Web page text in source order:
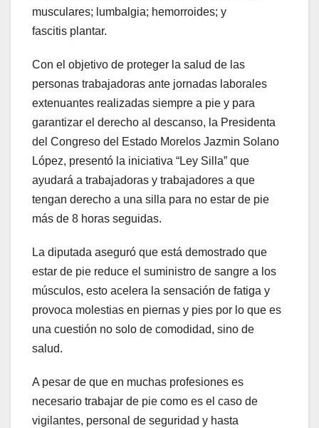
musculares; lumbalgia; hemorroides; y
fascitis plantar.
Con el objetivo de proteger la salud de las
personas trabajadoras ante jornadas laborales
extenuantes realizadas siempre a pie y para
garantizar el derecho al descanso, la Presidenta
del Congreso del Estado Morelos Jazmin Solano
López, presentó la iniciativa “Ley Silla” que
ayudará a trabajadoras y trabajadores a que
tengan derecho a una silla para no estar de pie
más de 8 horas seguidas.
La diputada aseguró que está demostrado que
estar de pie reduce el suministro de sangre a los
músculos, esto acelera la sensación de fatiga y
provoca molestias en piernas y pies por lo que es
una cuestión no solo de comodidad, sino de
salud.
A pesar de que en muchas profesiones es
necesario trabajar de pie como es el caso de
vigilantes, personal de seguridad y hasta